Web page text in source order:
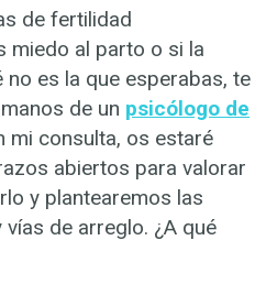
de fertilidad
miedo al parto o si la
es la que esperabas, te
de un psicólogo de
mi consulta, os estaré
abiertos para valorar
y plantearemos las
de arreglo. ¿A qué